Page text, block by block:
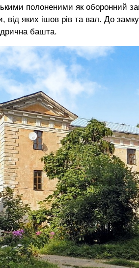
полоненими як оборонний
від яких ішов рів та вал. До
башта.